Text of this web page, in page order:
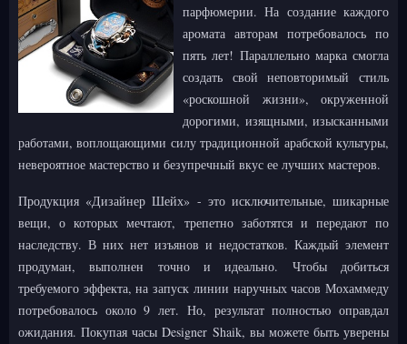
парфюмерии. На создание каждого
аромата авторам потребовалось по
пять лет! Параллельно марка смогла
создать свой неповторимый стиль
«роскошной жизни», окруженной
дорогими, изящными, изысканными
работами, воплощающими силу традиционной арабской культуры,
невероятное мастерство и безупречный вкус ее лучших мастеров.
Продукция «Дизайнер Шейх» - это исключительные, шикарные
вещи, о которых мечтают, трепетно заботятся и передают по
наследству. В них нет изъянов и недостатков. Каждый элемент
продуман, выполнен точно и идеально. Чтобы добиться
требуемого эффекта, на запуск линии наручных часов Мохаммеду
потребовалось около 9 лет. Но, результат полностью оправдал
ожидания. Покупая часы Designer Shaik, вы можете быть уверены